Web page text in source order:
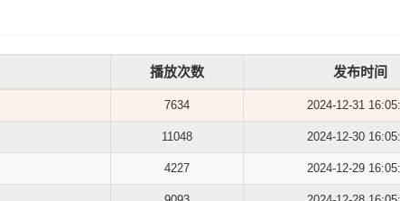
播放次数 发布时间
7634 2024-12-31
11048 2024-12-30
4227 2024-12-29